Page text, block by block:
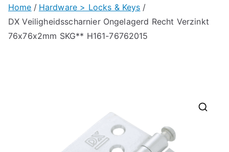
Home
Hardware > Locks & Keys
DX Veiligheidsscharnier Ongelagerd Recht Verzinkt
76x76x2mm SKG** H161-76762015